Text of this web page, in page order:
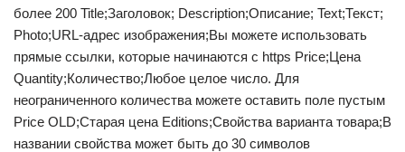
более 200 Title;Заголовок; Description;Описание; Text;Текст;
Photo;URL-адрес изображения;Вы можете использовать
прямые ссылки, которые начинаются с https Price;Цена
Quantity;Количество;Любое целое число. Для
неограниченного количества можете оставить поле пустым
Price OLD;Старая цена Editions;Свойства варианта товара;В
названии свойства может быть до 30 символов